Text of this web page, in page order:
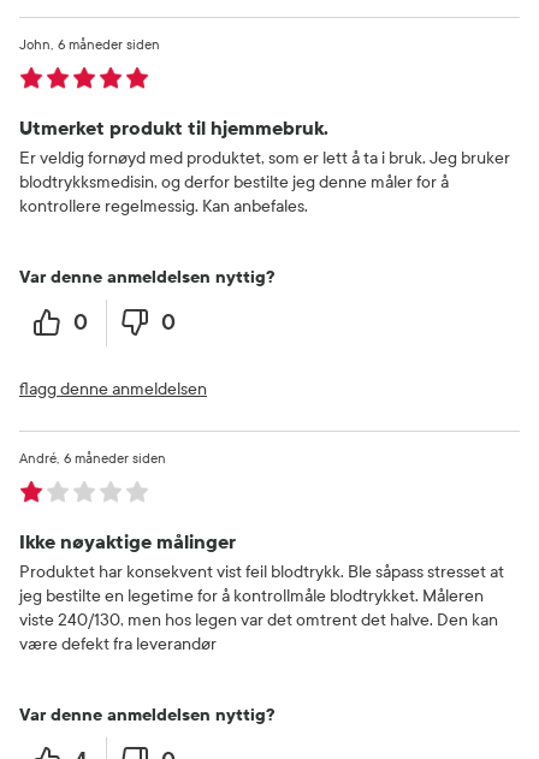
Utmerket produkt til hjemmebruk.
6 måneder siden
John
Er veldig fornøyd med produktet, som er lett å ta i bruk. Jeg bruker
blodtrykksmedisin, og derfor bestilte jeg denne måler for å
kontrollere regelmessig. Kan anbefales.
Var denne anmeldelsen nyttig?
0 0
flagg denne anmeldelsen
Ikke nøyaktige målinger
6 måneder siden
André
Produktet har konsekvent vist feil blodtrykk. Ble såpass stresset at
jeg bestilte en legetime for å kontrollmåle blodtrykket. Måleren
viste 240/130, men hos legen var det omtrent det halve. Den kan
være defekt fra leverandør
Var denne anmeldelsen nyttig?